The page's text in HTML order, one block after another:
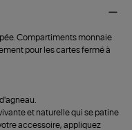
Compartiments monnaie
pour les cartes fermé à
et naturelle qui se patine
accessoire, appliquez